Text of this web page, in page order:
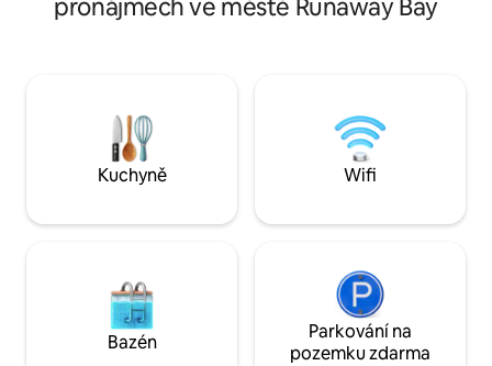
a výhledem na oceán nabízí tři
dešťové vody a chytrým chlazením Mezi
vybavení patří: • Soukromý bazén •
Pickleballové hřiště • Kulečníková
místnost • Minigolf
Zahrnuto: Wifi
Jamajce ještě
pronájmech ve městě Runaway Bay
Kuchyně Wifi
Bazén
Parkování na
pozemku zdarma